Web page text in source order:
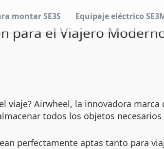
montar SE3S Equipaje eléctrico
para el Viajero
viaje? Airwheel, la innovadora marca
todos los objetos
perfectamente aptas tanto para